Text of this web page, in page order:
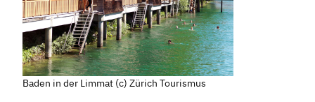
Handlungsräume
Netzwerkmanagement
Stadtraumgestaltung
Baden in der Limmat (c) Zürich Tourismus